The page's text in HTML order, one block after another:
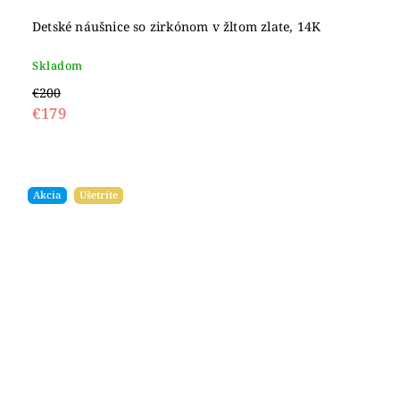
Detské náušnice so zirkónom v žltom zlate, 14K
Skladom
€200
€179
Akcia Ušetríte